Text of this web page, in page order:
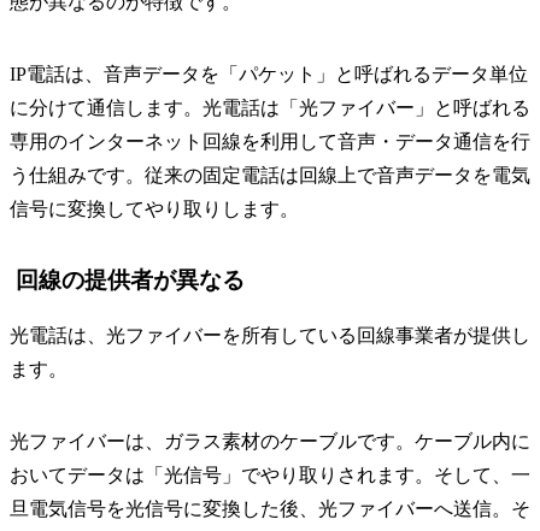
IP電話は、音声データを「パケット」と呼ばれるデータ単位
に分けて通信します。光電話は「光ファイバー」と呼ばれる
専用のインターネット回線を利用して音声・データ通信を行
う仕組みです。従来の固定電話は回線上で音声データを電気
信号に変換してやり取りします。
回線の提供者が異なる
光電話は、光ファイバーを所有している回線事業者が提供し
ます。
光ファイバーは、ガラス素材のケーブルです。ケーブル内に
おいてデータは「光信号」でやり取りされます。そして、一
旦電気信号を光信号に変換した後、光ファイバーへ送信。そ